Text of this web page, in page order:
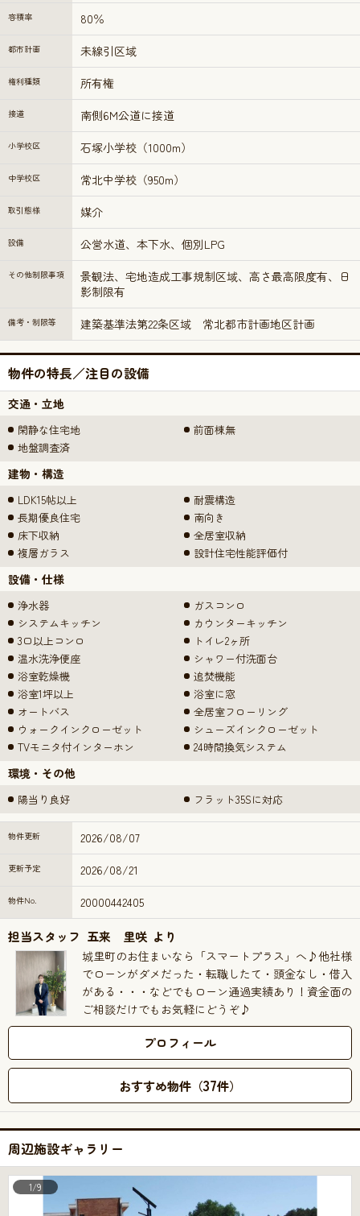
容積率 80％
都市計画 未線引区域
権利種類 所有権
接道 南側6M公道に接道
小学校区 石塚小学校（1000m）
中学校区 常北中学校（950m）
取引態様 媒介
設備 公営水道、本下水、個別LPG
その他制限事項
景観法、宅地造成工事規制区域、高さ最高限度有、日
影制限有
備考・制限等 建築基準法第22条区域 常北都市計画地区計画
物件の特長／注目の設備
交通・立地
閑静な住宅地
前面棟無
地盤調査済
建物・構造
LDK15帖以上
耐震構造
長期優良住宅
南向き
床下収納
全居室収納
複層ガラス
設計住宅性能評価付
設備・仕様
浄水器
ガスコンロ
システムキッチン
カウンターキッチン
3口以上コンロ
トイレ2ヶ所
温水洗浄便座
シャワー付洗面台
浴室乾燥機
追焚機能
浴室1坪以上
浴室に窓
オートバス
全居室フローリング
ウォークインクローゼット
シューズインクローゼット
TVモニタ付インターホン
24時間換気システム
環境・その他
陽当り良好 フラット35Sに対応
物件更新 2026/08/07
更新予定 2026/08/21
物件No. 20000442405
担当スタッフ 五来 里咲 より
城里町のお住まいなら「スマートプラス」へ♪他社様
でローンがダメだった・転職したて・頭金なし・借入
がある・・・などでもローン通過実績あり！資金面の
ご相談だけでもお気軽にどうぞ♪
プロフィール
おすすめ物件（37件）
周辺施設ギャラリー
1/9